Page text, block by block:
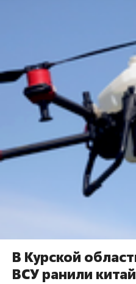
В Курской
ВСУ ранили